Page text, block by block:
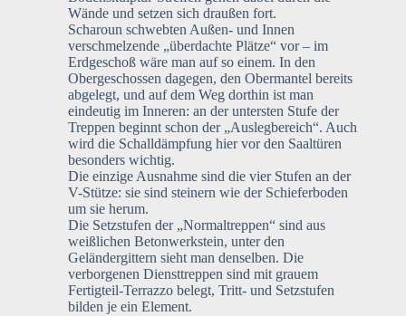
Wände und setzen sich draußen fort.
Scharoun schwebten Außen- und Innen
verschmelzende „überdachte Plätze“ vor – im
Erdgeschoß wäre man auf so einem. In den
Obergeschossen dagegen, den Obermantel bereits
abgelegt, und auf dem Weg dorthin ist man
eindeutig im Inneren: an der untersten Stufe der
Treppen beginnt schon der „Auslegbereich“. Auch
wird die Schalldämpfung hier vor den Saaltüren
besonders wichtig.
Die einzige Ausnahme sind die vier Stufen an der
V-Stütze: sie sind steinern wie der Schieferboden
um sie herum.
Die Setzstufen der „Normaltreppen“ sind aus
weißlichen Betonwerkstein, unter den
Geländergittern sieht man denselben. Die
verborgenen Diensttreppen sind mit grauem
Fertigteil-Terrazzo belegt, Tritt- und Setzstufen
bilden je ein Element.